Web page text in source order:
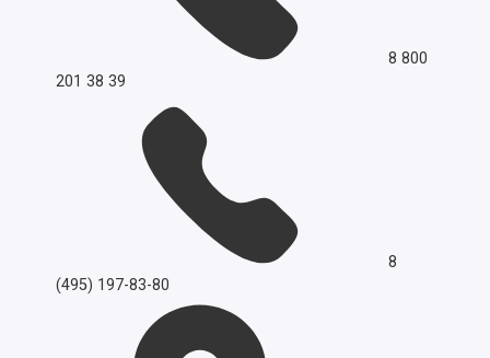
8 800
201 38 39
8
(495) 197-83-80